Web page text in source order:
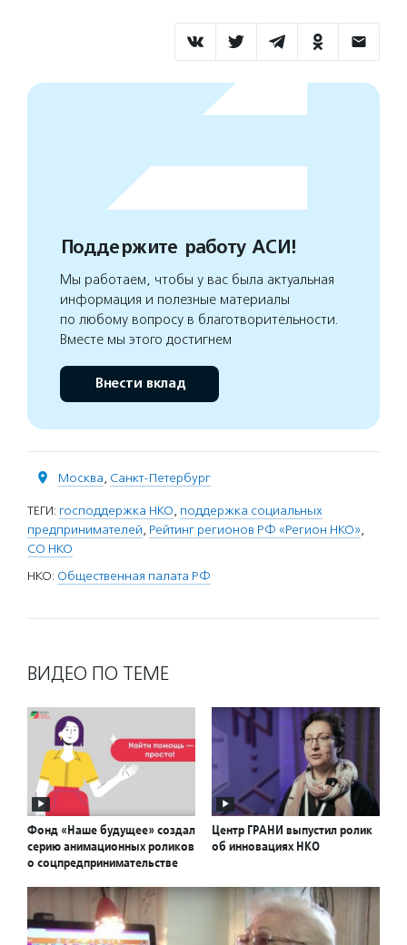
Поддержите работу АСИ!
Мы работаем, чтобы у вас была актуальная
информация и полезные материалы
по любому вопросу в благотворительности.
Вместе мы этого достигнем
Внести вклад
Москва, Санкт-Петербург
ТЕГИ: господдержка НКО, поддержка социальных
предпринимателей, Рейтинг регионов РФ «Регион НКО»,
СО НКО
НКО: Общественная палата РФ
ВИДЕО ПО ТЕМЕ
Фонд «Наше будущее» создал
серию анимационных роликов
о соцпредпринимательстве
Центр ГРАНИ выпустил ролик
об инновациях НКО